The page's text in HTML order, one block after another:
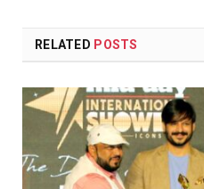
RELATED POSTS